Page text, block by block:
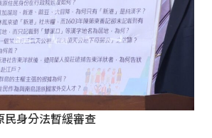
民身分法暫緩審查